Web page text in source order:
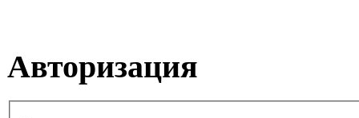
Авторизация